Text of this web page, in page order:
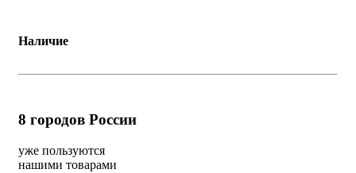
Наличие
8 городов России
уже пользуются
нашими товарами